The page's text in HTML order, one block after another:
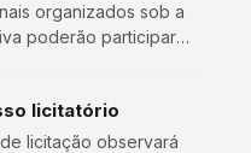
organizados sob a
poderão participar
na legislação
licitatório
licitação observará